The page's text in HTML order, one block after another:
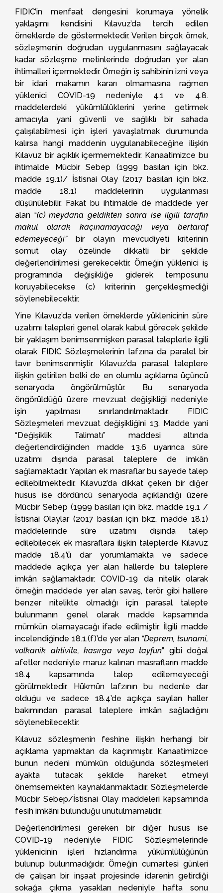
FIDIC’in menfaat dengesini korumaya yönelik
yaklaşımı kendisini Kılavuz’da tercih edilen
örneklerde de göstermektedir. Verilen birçok örnek,
sözleşmenin doğrudan uygulanmasını sağlayacak
kadar sözleşme metinlerinde doğrudan yer alan
ihtimalleri içermektedir. Örneğin iş sahibinin izni veya
bir idari makamın kararı olmamasına rağmen
yüklenici COVID-19 nedeniyle 4.1 ve 4.8.
maddelerdeki yükümlülüklerini yerine getirmek
amacıyla yani güvenli ve sağlıklı bir sahada
çalışılabilmesi için işleri yavaşlatmak durumunda
kalırsa hangi maddenin uygulanabileceğine ilişkin
Kılavuz bir açıklık içermemektedir. Kanaatimizce bu
ihtimalde Mücbir Sebep (1999 basıları için bkz.
madde 19.1)/ İstisnai Olay (2017 basıları için bkz.
madde 18.1) maddelerinin uygulanması
düşünülebilir. Fakat bu ihtimalde de maddede yer
alan “(c) meydana geldikten sonra ise ilgili tarafın
makul olarak kaçınamayacağı veya bertaraf
edemeyeceği” bir olayın mevcudiyeti kriterinin
somut olay özelinde dikkatli bir şekilde
değerlendirilmesi gerekecektir. Örneğin yüklenici iş
programında değişikliğe giderek temposunu
koruyabilecekse (c) kriterinin gerçekleşmediği
söylenebilecektir.
Yine Kılavuz’da verilen örneklerde yüklenicinin süre
uzatımı talepleri genel olarak kabul görecek şekilde
bir yaklaşım benimsenmişken parasal taleplerle ilgili
olarak FIDIC Sözleşmelerinin lafzına da paralel bir
tavır benimsenmiştir. Kılavuz’da parasal taleplere
ilişkin getirilen belki de en olumlu açıklama üçüncü
senaryoda öngörülmüştür. Bu senaryoda
öngörüldüğü üzere mevzuat değişikliği nedeniyle
işin yapılması sınırlandırılmaktadır. FIDIC
Sözleşmeleri mevzuat değişikliğini 13. Madde yani
“Değişiklik Talimatı” maddesi altında
değerlendirdiğinden madde 13.6 uyarınca süre
uzatımı dışında parasal taleplere de imkân
sağlamaktadır. Yapılan ek masraflar bu sayede talep
edilebilmektedir. Kılavuz’da dikkat çeken bir diğer
husus ise dördüncü senaryoda açıklandığı üzere
Mücbir Sebep (1999 basıları için bkz. madde 19.1 /
İstisnai Olaylar (2017 basıları için bkz. madde 18.1)
maddelerinde süre uzatımı dışında talep
edilebilecek ek masraflara ilişkin taleplerde Kılavuz
madde 18.4’ü dar yorumlamakta ve sadece
maddede açıkça yer alan hallerde bu taleplere
imkân sağlamaktadır. COVID-19 da nitelik olarak
örneğin maddede yer alan savaş, terör gibi hallere
benzer nitelikte olmadığı için parasal talepte
bulunmanın genel olarak madde kapsamında
mümkün olamayacağı ifade edilmiştir. İlgili madde
incelendiğinde 18.1.(f)’de yer alan “Deprem, tsunami,
volkanik aktivite, kasırga veya tayfun” gibi doğal
afetler nedeniyle maruz kalınan masrafların madde
18.4 kapsamında talep edilemeyeceği
görülmektedir. Hükmün lafzının bu nedenle dar
olduğu ve sadece 18.4’de açıkça sayılan haller
bakımından parasal taleplere imkân sağladığını
söylenebilecektir.
Kılavuz sözleşmenin feshine ilişkin herhangi bir
açıklama yapmaktan da kaçınmıştır. Kanaatimizce
bunun nedeni mümkün olduğunda sözleşmeleri
ayakta tutacak şekilde hareket etmeyi
önemsemekten kaynaklanmaktadır. Sözleşmelerde
Mücbir Sebep/İstisnai Olay maddeleri kapsamında
fesih imkânı bulunduğu unutulmamalıdır.
Değerlendirilmesi gereken bir diğer husus ise
COVID-19 nedeniyle FIDIC Sözleşmelerinde
yüklenicinin işleri hızlandırma yükümlülüğünün
bulunup bulunmadığıdır. Örneğin cumartesi günleri
de çalışan bir inşaat projesinde idarenin getirdiği
sokağa çıkma yasakları nedeniyle hafta sonu